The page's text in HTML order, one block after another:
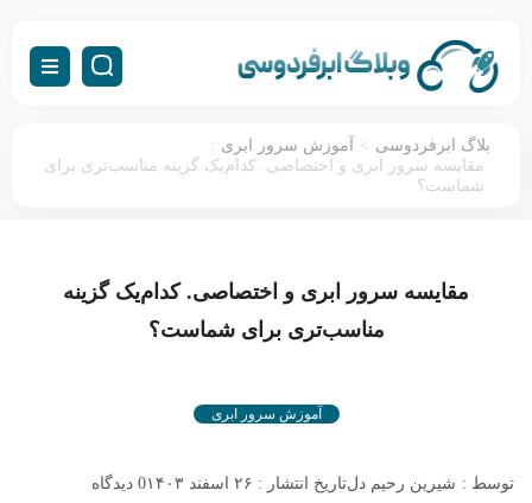
بلاگ ابرفردوسی > آموزش سرور ابری :
مقایسه سرور ابری و اختصاصی. کدام‌یک گزینه مناسب‌تری برای
شماست؟
مقایسه سرور ابری و اختصاصی. کدام‌یک گزینه
مناسب‌تری برای شماست؟
آموزش سرور ابری
توسط : شیرین رحیم دلتاریخ انتشار : ۲۶ اسفند ۱۴۰۳ 0 دیدگاه